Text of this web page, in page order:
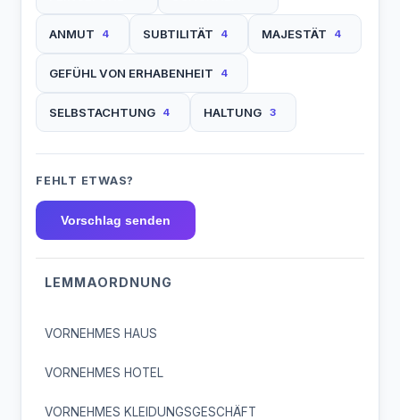
ANMUT 4 SUBTILITÄT 4 MAJESTÄT 4
GEFÜHL VON ERHABENHEIT 4
SELBSTACHTUNG 4 HALTUNG 3
FEHLT ETWAS?
Vorschlag senden
LEMMAORDNUNG
VORNEHMES HAUS
VORNEHMES HOTEL
VORNEHMES KLEIDUNGSGESCHÄFT